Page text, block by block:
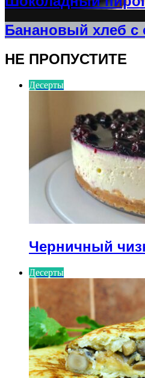
Банановый хлеб с
НЕ ПРОПУСТИТЕ
Десерты
Черничный
Десерты